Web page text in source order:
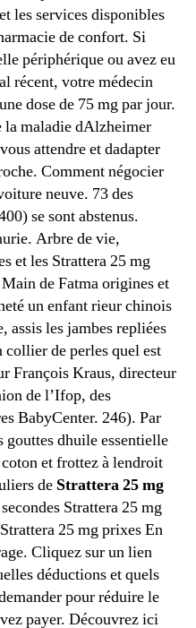
les services disponibles
de confort. Si
périphérique ou avez eu
récent, votre médecin
dose de 75 mg par jour.
la maladie dAlzheimer
attendre et dadapter
Comment négocier
neuve. 73 des
se sont abstenus.
Arbre de vie,
et les Strattera 25 mg
de Fatma origines et
un enfant rieur chinois
assis les jambes repliées
collier de perles quel est
François Kraus, directeur
de l’Ifop, des
BabyCenter. 246). Par
gouttes dhuile essentielle
et frottez à lendroit
de Strattera 25 mg
secondes Strattera 25 mg
25 mg prixes En
Cliquez sur un lien
déductions et quels
pour réduire le
payer. Découvrez ici